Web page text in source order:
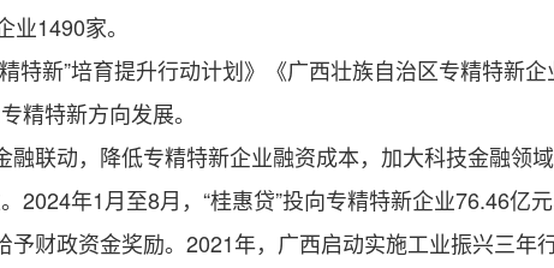
1490家。
特新”培育提升行动计划》《广西壮族自治区专精特新
精特新方向发展。
融联动，降低专精特新企业融资成本，加大科技金融领
2024年1月至8月，“桂惠贷”投向专精特新企业76.46亿元
予财政资金奖励。2021年，广西启动实施工业振兴三年